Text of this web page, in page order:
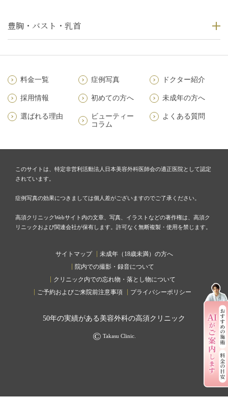
豊胸・バスト・乳首
料金一覧 症例写真 ドクター紹介
採用情報 初めての方へ 未成年の方へ
選ばれる理由
ビューティー
コラム
よくある質問
このサイトは、特定非営利活動法人日本美容外科医師会の適正医院として認定
されています。
症例写真の効果につきましては個人差がございますのでご了承ください。
高須クリニックWebサイト内の文章、写真、イラストなどの著作権は、高須ク
リニックおよび関連会社が保有します。許可なく無断複製・使用を禁じます。
サイトマップ
未成年（18歳未満）の方へ
院内での撮影・録音について
クリニック内での忘れ物・落とし物について
ご予約およびご来院前注意事項
プライバシーポリシー
50年の実績がある美容外科の高須クリニック
© Takasu Clinic.